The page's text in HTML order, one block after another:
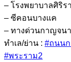
– โรงพยาบาลศิริร
– ซีคอนบางแค
– ทางด่วนกาญจน
ทำเล/ย่าน : #ถนน
#พระราม2